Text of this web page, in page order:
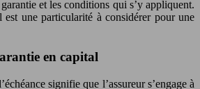
et les conditions qui s’y appliquent.
est une particularité à considérer pour une
en capital
signifie que l’assureur s’engage à